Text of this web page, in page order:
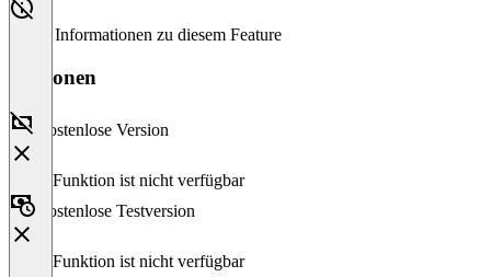
Keine Informationen zu diesem Feature
Versionen
Kostenlose Version
Diese Funktion ist nicht verfügbar
Kostenlose Testversion
Diese Funktion ist nicht verfügbar